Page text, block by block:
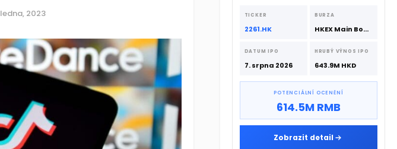
2023
srpna 2026 s podporou CATL a
Hillhouse Investment.
TICKER
2261.HK
BURZA
HKEX Main Board
DATUM IPO
7. srpna 2026
HRUBÝ VÝNOS IPO
643.9M HKD
POTENCIÁLNÍ OCENĚNÍ
614.5M RMB
Zobrazit detail